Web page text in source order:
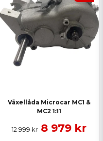
Växellåda Microcar MC1 &
MC2 1:11
12 999 kr 8 979 kr